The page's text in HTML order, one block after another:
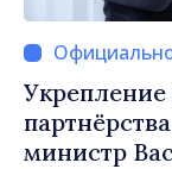
министр Василе Тофан и посол Швеции